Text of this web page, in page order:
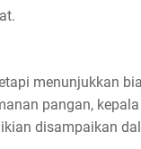
menunjukkan
pangan,
disampaikan